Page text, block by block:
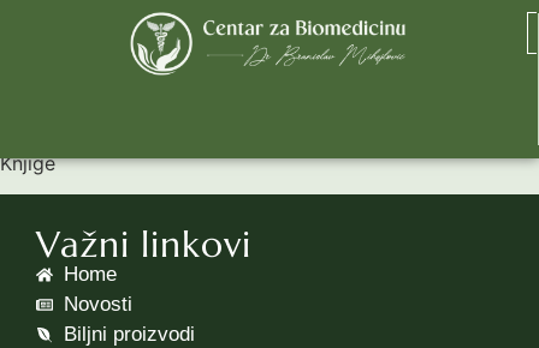
Knjige
Važni linkovi
Home
Novosti
Biljni proizvodi